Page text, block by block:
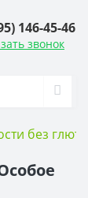
146-45-46
звонок
без